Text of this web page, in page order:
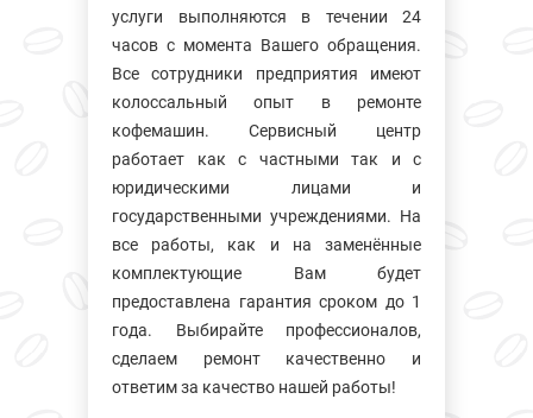
услуги выполняются в течении 24
часов с момента Вашего обращения.
Все сотрудники предприятия имеют
колосcальный опыт в ремонте
кофемашин. Сервисный центр
работает как с частными так и с
юридическими лицами и
государственными учреждениями. На
все работы, как и на заменённые
комплектующие Вам будет
предоставлена гарантия сроком до 1
года. Выбирайте профессионалов,
сделаем ремонт качественно и
ответим за качество нашей работы!